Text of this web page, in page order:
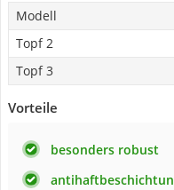
Modell
Topf 2
Topf 3
Vorteile
besonders robust
antihaftbeschichtun